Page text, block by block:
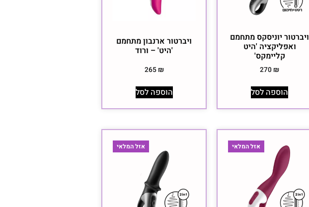
ויברטור יוניסקס מתחמם
ואפליקציה 'היט
קליימקס'
270 ₪
הוספה לסל
ויברטור ארנבון מתחמם
'היט' – ורוד
265 ₪
הוספה לסל
אזל המלאי אזל המלאי